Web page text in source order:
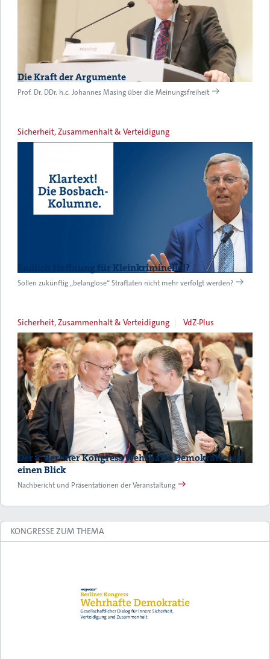
Die Kraft der Argumente
Prof. Dr. DDr. h.c. Johannes Masing über die Meinungsfreiheit
Sicherheit, Zusammenhalt & Verteidigung
Endlich Hoffnung für Kleinkriminelle!?
Sollen zukünftig „belanglose“ Straftaten nicht mehr verfolgt werden?
Sicherheit, Zusammenhalt & Verteidigung VdZ-Plus
Der 8. Berliner Kongress Wehrhafte Demokratie auf
einen Blick
Nachbericht und Präsentationen der Veranstaltung
KONGRESSE ZUM THEMA